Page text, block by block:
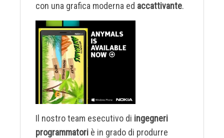
con una grafica moderna ed accattivante.
Il nostro team esecutivo di ingegneri
programmatori è in grado di produrre